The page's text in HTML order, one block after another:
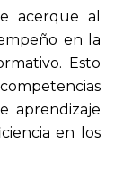
acerque al
en la
Esto
aprendizaje
en los